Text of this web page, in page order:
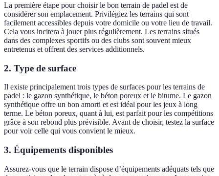
La première étape pour choisir le bon terrain de padel est de
considérer son emplacement. Privilégiez les terrains qui sont
facilement accessibles depuis votre domicile ou votre lieu de travail.
Cela vous incitera à jouer plus régulièrement. Les terrains situés
dans des complexes sportifs ou des clubs sont souvent mieux
entretenus et offrent des services additionnels.
2. Type de surface
Il existe principalement trois types de surfaces pour les terrains de
padel : le gazon synthétique, le béton poreux et le bitume. Le gazon
synthétique offre un bon amorti et est idéal pour les jeux à long
terme. Le béton poreux, quant à lui, est parfait pour les compétitions
grâce à son rebond plus prévisible. Avant de choisir, testez la surface
pour voir celle qui vous convient le mieux.
3. Équipements disponibles
Assurez-vous que le terrain dispose d’équipements adéquats tels que